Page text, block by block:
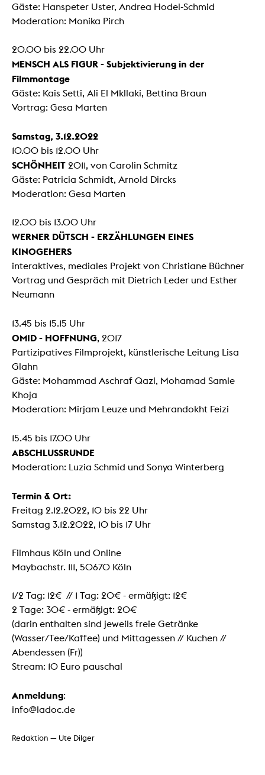
Gäste: Hanspeter Uster, Andrea Hodel-Schmid
Moderation: Monika Pirch
20.00 bis 22.00 Uhr
MENSCH ALS FIGUR - Subjektivierung in der
Filmmontage
Gäste: Kais Setti, Ali El Mkllaki, Bettina Braun
Vortrag: Gesa Marten
Samstag, 3.12.2022
10.00 bis 12.00 Uhr
SCHÖNHEIT 2011, von Carolin Schmitz
Gäste: Patricia Schmidt, Arnold Dircks
Moderation: Gesa Marten
12.00 bis 13.00 Uhr
WERNER DÜTSCH - ERZÄHLUNGEN EINES
KINOGEHERS
interaktives, mediales Projekt von Christiane Büchner
Vortrag und Gespräch mit Dietrich Leder und Esther
Neumann
13.45 bis 15.15 Uhr
OMID - HOFFNUNG, 2017
Partizipatives Filmprojekt, künstlerische Leitung Lisa
Glahn
Gäste: Mohammad Aschraf Qazi, Mohamad Samie
Khoja
Moderation: Mirjam Leuze und Mehrandokht Feizi
15.45 bis 17.00 Uhr
ABSCHLUSSRUNDE
Moderation: Luzia Schmid und Sonya Winterberg
Termin & Ort:
Freitag 2.12.2022, 10 bis 22 Uhr
Samstag 3.12.2022, 10 bis 17 Uhr
Filmhaus Köln und Online
Maybachstr. 111, 50670 Köln
1/2 Tag: 12€ // 1 Tag: 20€ - ermäßigt: 12€
2 Tage: 30€ - ermäßigt: 20€
(darin enthalten sind jeweils freie Getränke
(Wasser/Tee/Kaffee) und Mittagessen // Kuchen //
Abendessen (Fr))
Stream: 10 Euro pauschal
Anmeldung:
info@ladoc.de
Redaktion — Ute Dilger